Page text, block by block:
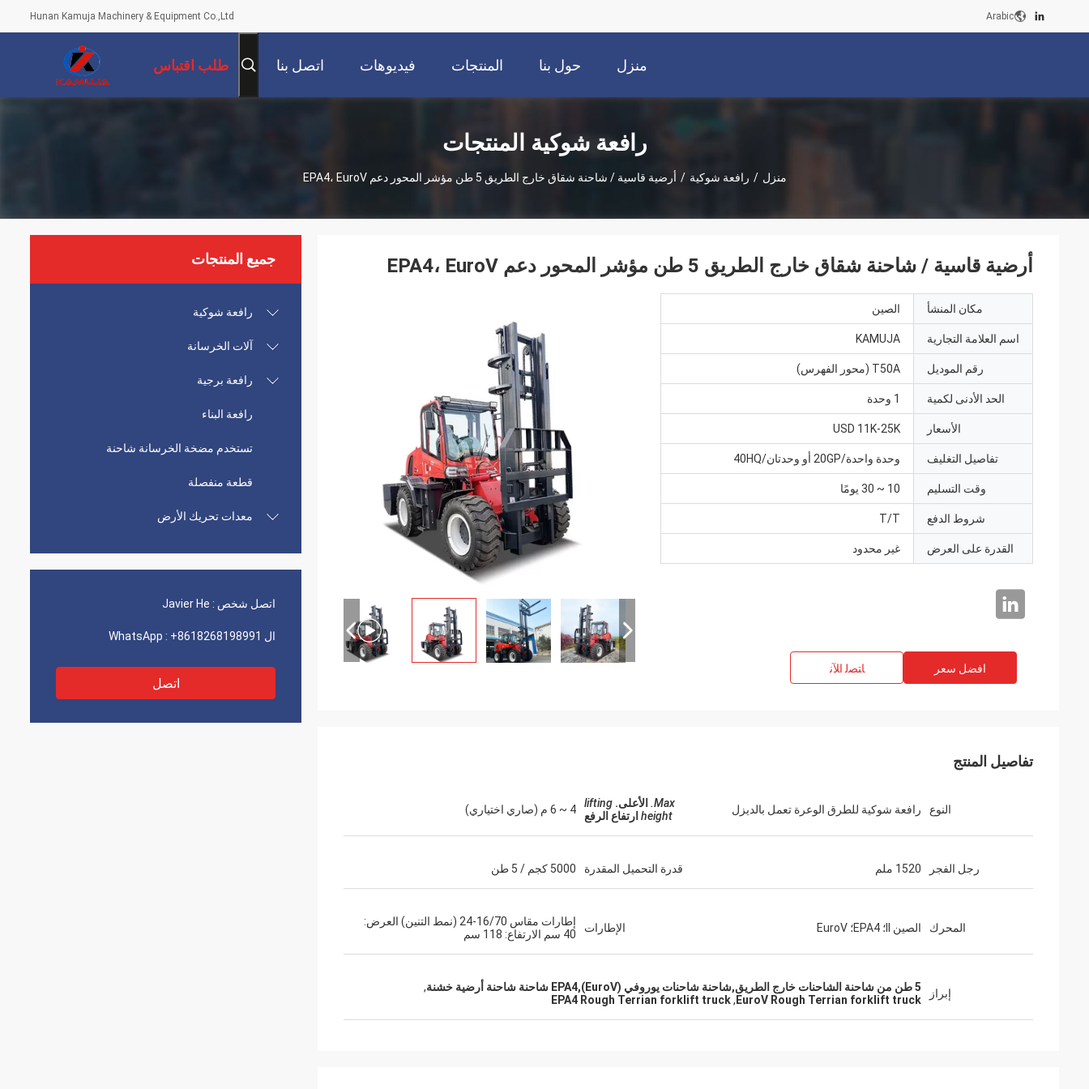
Hunan Kamuja Machinery & Equipment Co.,Ltd Arabic
منزل حول بنا المنتجات فيديوهات اتصل بنا طلب اقتباس
رافعة شوكية المنتجات
منزل / رافعة شوكية / أرضية قاسية / شاحنة شقاق خارج الطريق 5 طن مؤشر المحور دعم EPA4، EuroV
جميع المنتجات
رافعة شوكية
آلات الخرسانة
رافعة برجية
رافعة البناء
تستخدم مضخة الخرسانة شاحنة
قطعة منفصلة
معدات تحريك الأرض
اتصل شخص : Javier He
ال WhatsApp : +8618268198991
اتصل
أرضية قاسية / شاحنة شقاق خارج الطريق 5 طن مؤشر المحور دعم EPA4، EuroV
مكان المنشأ الصين
اسم العلامة التجارية KAMUJA
رقم الموديل T50A (محور الفهرس)
الحد الأدنى لكمية 1 وحدة
الأسعار USD 11K-25K
تفاصيل التغليف وحدة واحدة/20GP أو وحدتان/40HQ
وقت التسليم 10 ~ 30 يومًا
شروط الدفع T/T
القدرة على العرض غير محدود
افضل سعر ﺎﺘﺼﻟ ﺍﻶﻧ
تفاصيل المنتج
النوع رافعة شوكية للطرق الوعرة تعمل بالديزل Max. الأعلى. lifting
height ارتفاع الرفع 4 ~ 6 م (صاري اختياري)
رجل الفجر 1520 ملم قدرة التحميل المقدرة 5000 كجم / 5 طن
المحرك الصين II؛ EPA4؛ EuroV الإطارات
إطارات مقاس 16/70-24 (نمط التنين) العرض:
40 سم الارتفاع: 118 سم
إبراز 5 طن من شاحنة الشاحنات خارج الطريق,شاحنة شاحنات يوروفي (EuroV),EPA4 شاحنة شاحنة أرضية خشنة
,
EuroV Rough Terrian forklift truck
,
EPA4 Rough Terrian forklift truck